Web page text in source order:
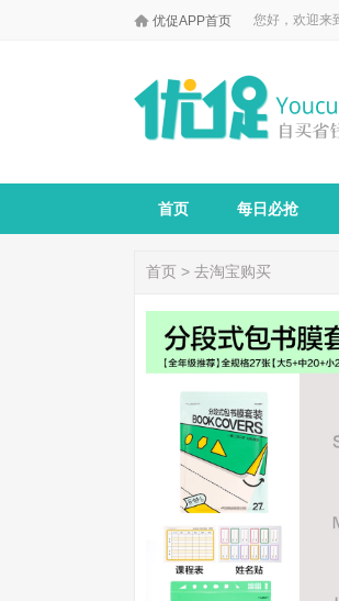
 优促APP首页 您好，欢迎来
首页 每日必抢
首页 > 去淘宝购买